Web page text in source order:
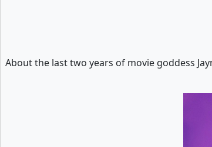
About the last two years of movie goddess